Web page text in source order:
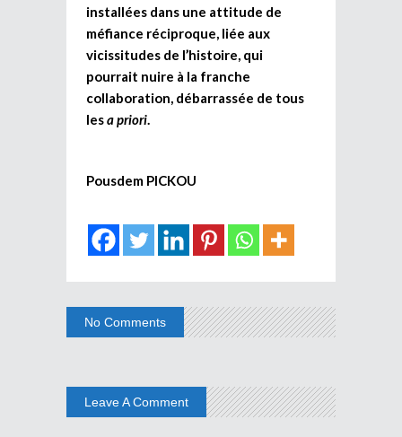
installées dans une attitude de
méfiance réciproque, liée aux
vicissitudes de l’histoire, qui
pourrait nuire à la franche
collaboration, débarrassée de tous
lesa priori
Pousdem PICKOU
No Comments
Leave A Comment